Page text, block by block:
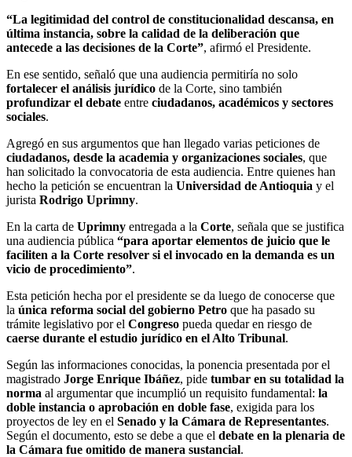
“La legitimidad del control de constitucionalidad descansa, en
última instancia, sobre la calidad de la deliberación que
antecede a las decisiones de la Corte”, afirmó el Presidente.
En ese sentido, señaló que una audiencia permitiría no solo
fortalecer el análisis jurídico de la Corte, sino también
profundizar el debate entre ciudadanos, académicos y sectores
sociales.
Agregó en sus argumentos que han llegado varias peticiones de
ciudadanos, desde la academia y organizaciones sociales, que
han solicitado la convocatoria de esta audiencia. Entre quienes han
hecho la petición se encuentran la Universidad de Antioquia y el
jurista Rodrigo Uprimny.
En la carta de Uprimny entregada a la Corte, señala que se justifica
una audiencia pública “para aportar elementos de juicio que le
faciliten a la Corte resolver si el invocado en la demanda es un
vicio de procedimiento”.
Esta petición hecha por el presidente se da luego de conocerse que
la única reforma social del gobierno Petro que ha pasado su
trámite legislativo por el Congreso pueda quedar en riesgo de
caerse durante el estudio jurídico en el Alto Tribunal.
Según las informaciones conocidas, la ponencia presentada por el
magistrado Jorge Enrique Ibáñez, pide tumbar en su totalidad la
norma al argumentar que incumplió un requisito fundamental: la
doble instancia o aprobación en doble fase, exigida para los
proyectos de ley en el Senado y la Cámara de Representantes.
Según el documento, esto se debe a que el debate en la plenaria de
la Cámara fue omitido de manera sustancial.